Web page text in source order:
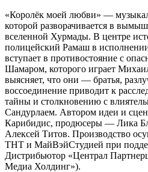
«Королёк моей любви» —
которой разворачивается в
вселенной Хурмады. В центре
полицейский Рамаш в
вступает в противостояние с
Шамаром, которого играет
выясняет, что они — братья,
воссоединение приводит к
тайны и столкновению с
Сандурлаем. Автором идеи и
Карибидис, продюсеры — Лика
Алексей Титов. Производство
ТНТ и МайВэйСтудией при
Дистрибьютор «Централ
Медиа Холдинг»).